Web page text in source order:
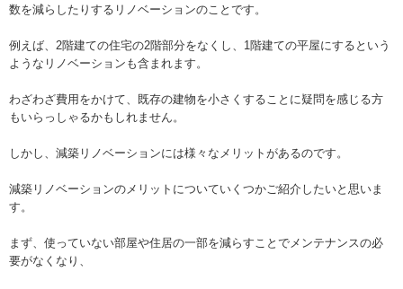
数を減らしたりするリノベーションのことです。
例えば、2階建ての住宅の2階部分をなくし、1階建ての平屋にするという
ようなリノベーションも含まれます。
わざわざ費用をかけて、既存の建物を小さくすることに疑問を感じる方
もいらっしゃるかもしれません。
しかし、減築リノベーションには様々なメリットがあるのです。
減築リノベーションのメリットについていくつかご紹介したいと思いま
す。
まず、使っていない部屋や住居の一部を減らすことでメンテナンスの必
要がなくなり、